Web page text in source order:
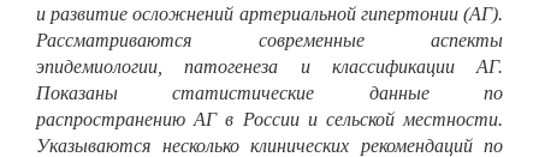
и развитие осложнений артериальной гипертонии (АГ).
Рассматриваются современные аспекты
эпидемиологии, патогенеза и классификации АГ.
Показаны статистические данные по
распространению АГ в России и сельской местности.
Указываются несколько клинических рекомендаций по